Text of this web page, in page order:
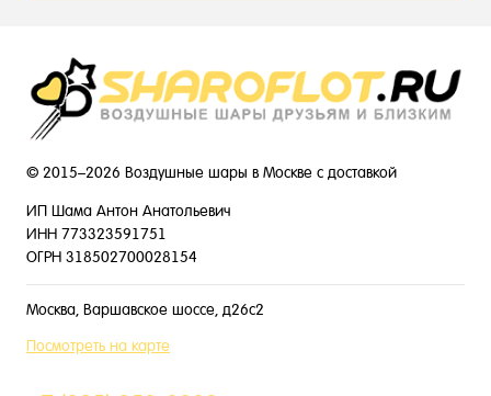
© 2015–2026 Воздушные шары в Москве с доставкой
ИП Шама Антон Анатольевич
ИНН 773323591751
ОГРН 318502700028154
Москва, Варшавское шоссе, д26с2
Посмотреть на карте